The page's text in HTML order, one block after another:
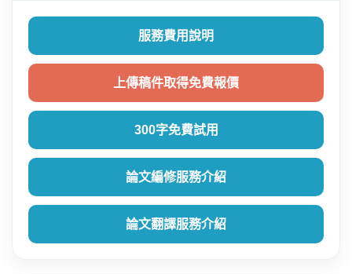
服務費用說明
上傳稿件取得免費報價
300字免費試用
論文編修服務介紹
論文翻譯服務介紹